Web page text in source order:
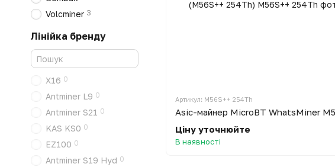
Артикул: M56S++ 254Th
Ціну уточнюйте
В наявності
Volcminer 3
Лінійка бренду
Х16 0
Antminer L9 0
Antminer S21 0
KAS KS0 0
EZ100 0
Antminer S19 Hyd 0